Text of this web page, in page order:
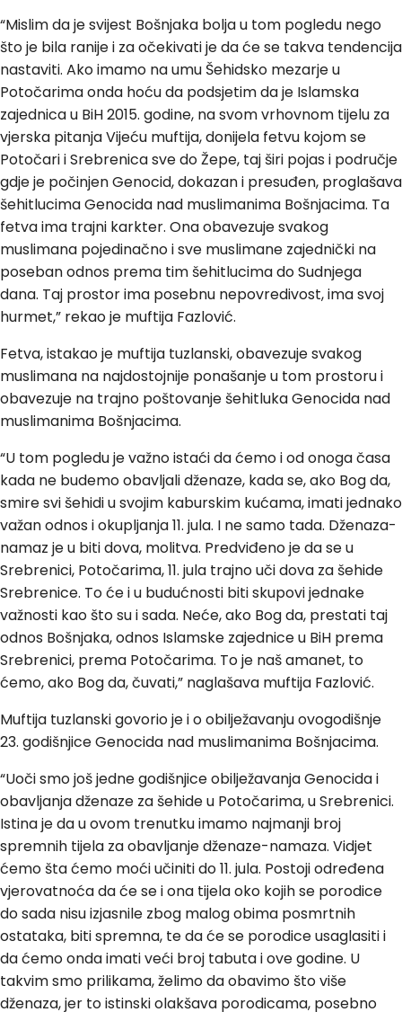
“Mislim da je svijest Bošnjaka bolja u tom pogledu nego
što je bila ranije i za očekivati je da će se takva tendencija
nastaviti. Ako imamo na umu Šehidsko mezarje u
Potočarima onda hoću da podsjetim da je Islamska
zajednica u BiH 2015. godine, na svom vrhovnom tijelu za
vjerska pitanja Vijeću muftija, donijela fetvu kojom se
Potočari i Srebrenica sve do Žepe, taj širi pojas i područje
gdje je počinjen Genocid, dokazan i presuđen, proglašava
šehitlucima Genocida nad muslimanima Bošnjacima. Ta
fetva ima trajni karkter. Ona obavezuje svakog
muslimana pojedinačno i sve muslimane zajednički na
poseban odnos prema tim šehitlucima do Sudnjega
dana. Taj prostor ima posebnu nepovredivost, ima svoj
hurmet,” rekao je muftija Fazlović.
Fetva, istakao je muftija tuzlanski, obavezuje svakog
muslimana na najdostojnije ponašanje u tom prostoru i
obavezuje na trajno poštovanje šehitluka Genocida nad
muslimanima Bošnjacima.
“U tom pogledu je važno istaći da ćemo i od onoga časa
kada ne budemo obavljali dženaze, kada se, ako Bog da,
smire svi šehidi u svojim kaburskim kućama, imati jednako
važan odnos i okupljanja 11. jula. I ne samo tada. Dženaza-
namaz je u biti dova, molitva. Predviđeno je da se u
Srebrenici, Potočarima, 11. jula trajno uči dova za šehide
Srebrenice. To će i u budućnosti biti skupovi jednake
važnosti kao što su i sada. Neće, ako Bog da, prestati taj
odnos Bošnjaka, odnos Islamske zajednice u BiH prema
Srebrenici, prema Potočarima. To je naš amanet, to
ćemo, ako Bog da, čuvati,” naglašava muftija Fazlović.
Muftija tuzlanski govorio je i o obilježavanju ovogodišnje
23. godišnjice Genocida nad muslimanima Bošnjacima.
“Uoči smo još jedne godišnjice obilježavanja Genocida i
obavljanja dženaze za šehide u Potočarima, u Srebrenici.
Istina je da u ovom trenutku imamo najmanji broj
spremnih tijela za obavljanje dženaze-namaza. Vidjet
ćemo šta ćemo moći učiniti do 11. jula. Postoji određena
vjerovatnoća da će se i ona tijela oko kojih se porodice
do sada nisu izjasnile zbog malog obima posmrtnih
ostataka, biti spremna, te da će se porodice usaglasiti i
da ćemo onda imati veći broj tabuta i ove godine. U
takvim smo prilikama, želimo da obavimo što više
dženaza, jer to istinski olakšava porodicama, posebno